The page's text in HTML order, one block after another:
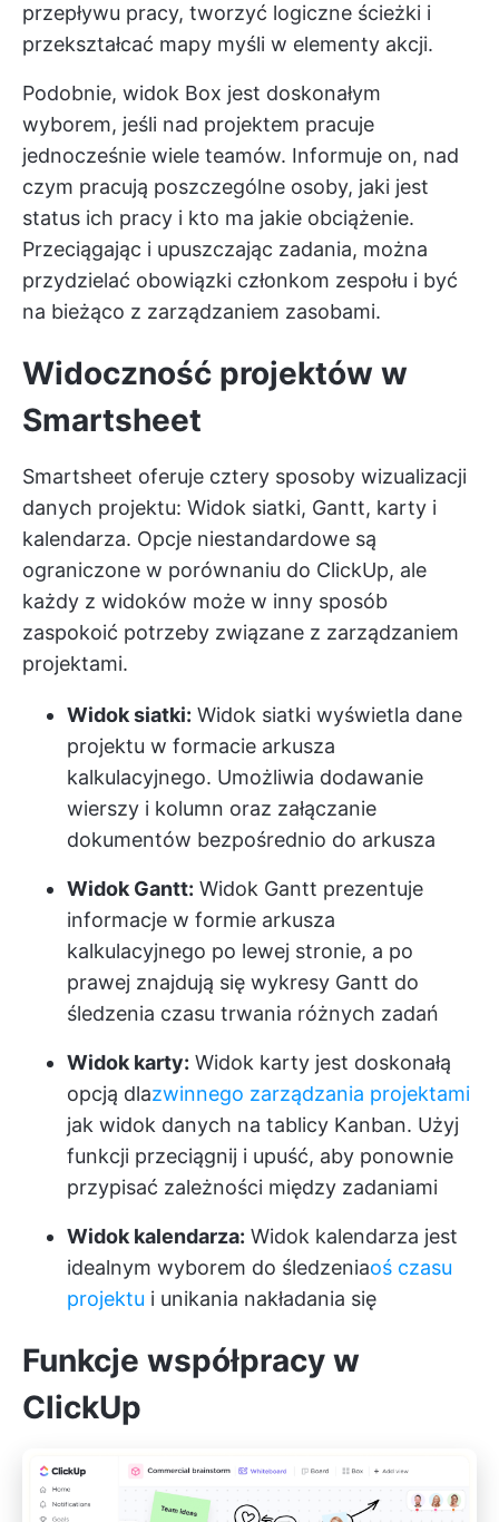
przepływu pracy, tworzyć logiczne ścieżki i
przekształcać mapy myśli w elementy akcji.
Podobnie, widok Box jest doskonałym
wyborem, jeśli nad projektem pracuje
jednocześnie wiele teamów. Informuje on, nad
czym pracują poszczególne osoby, jaki jest
status ich pracy i kto ma jakie obciążenie.
Przeciągając i upuszczając zadania, można
przydzielać obowiązki członkom zespołu i być
na bieżąco z zarządzaniem zasobami.
Widoczność projektów w
Smartsheet
Smartsheet oferuje cztery sposoby wizualizacji
danych projektu: Widok siatki, Gantt, karty i
kalendarza. Opcje niestandardowe są
ograniczone w porównaniu do ClickUp, ale
każdy z widoków może w inny sposób
zaspokoić potrzeby związane z zarządzaniem
projektami.
Widok siatki: Widok siatki wyświetla dane
projektu w formacie arkusza
kalkulacyjnego. Umożliwia dodawanie
wierszy i kolumn oraz załączanie
dokumentów bezpośrednio do arkusza
Widok Gantt: Widok Gantt prezentuje
informacje w formie arkusza
kalkulacyjnego po lewej stronie, a po
prawej znajdują się wykresy Gantt do
śledzenia czasu trwania różnych zadań
Widok karty: Widok karty jest doskonałą
opcją dlazwinnego zarządzania projektami
jak widok danych na tablicy Kanban. Użyj
funkcji przeciągnij i upuść, aby ponownie
przypisać zależności między zadaniami
Widok kalendarza: Widok kalendarza jest
idealnym wyborem do śledzeniaoś czasu
projektu i unikania nakładania się
Funkcje współpracy w
ClickUp